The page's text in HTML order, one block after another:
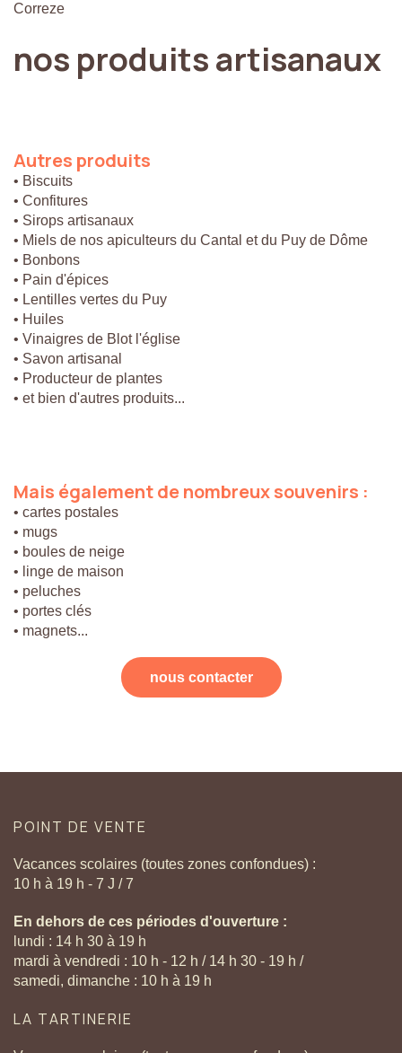
Correze
nos produitsartisanaux
Autres produits
• Biscuits
• Confitures
• Sirops artisanaux
• Miels de nos apiculteurs du Cantal et du Puy de Dôme
• Bonbons
• Pain d'épices
• Lentilles vertes du Puy
• Huiles
• Vinaigres de Blot l'église
• Savon artisanal
• Producteur de plantes
• et bien d'autres produits...
Mais égalementdenombreuxsouvenirs :
• cartes postales
• mugs
• boules de neige
• linge de maison
• peluches
• portes clés
• magnets...
nous contacter
POINT DE VENTE
Vacances scolaires (toutes zones confondues) :
10 h à 19 h - 7 J / 7
En dehors de ces périodes d'ouverture :
lundi : 14 h 30 à 19 h
mardi à vendredi : 10 h - 12 h / 14 h 30 - 19 h /
samedi, dimanche : 10 h à 19 h
LA TARTINERIE